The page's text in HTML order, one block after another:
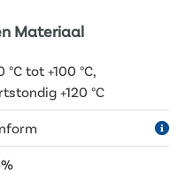
Materiaal
°C tot +100 °C,
+120 °C